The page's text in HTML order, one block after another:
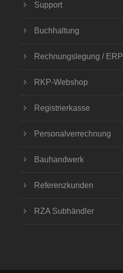
Support
Buchhaltung
Rechnungslegung / ERP
RKP-Webshop
Registrierkasse
Personalverrechnung
Bauhandwerk
Referenzkunden
RZA Subhändler